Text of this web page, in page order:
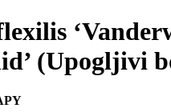
(Upogljivi